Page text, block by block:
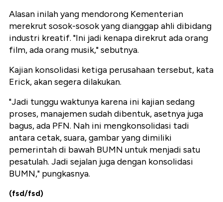
Alasan inilah yang mendorong Kementerian
merekrut sosok-sosok yang dianggap ahli dibidang
industri kreatif. "Ini jadi kenapa direkrut ada orang
film, ada orang musik," sebutnya.
Kajian konsolidasi ketiga perusahaan tersebut, kata
Erick, akan segera dilakukan.
"Jadi tunggu waktunya karena ini kajian sedang
proses, manajemen sudah dibentuk, asetnya juga
bagus, ada PFN. Nah ini mengkonsolidasi tadi
antara cetak, suara, gambar yang dimiliki
pemerintah di bawah BUMN untuk menjadi satu
pesatulah. Jadi sejalan juga dengan konsolidasi
BUMN," pungkasnya.
(fsd/fsd)